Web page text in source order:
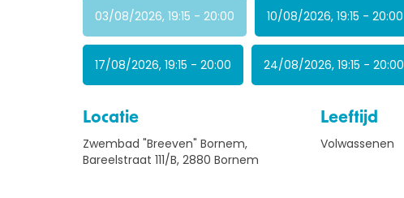
03/08/2026, 19:15 - 20:00 10/08/2026, 19:15 - 20:00
17/08/2026, 19:15 - 20:00 24/08/2026, 19:15 - 20:00
Locatie
Zwembad "Breeven" Bornem,
Bareelstraat 111/B, 2880 Bornem
Leeftijd
Volwassenen